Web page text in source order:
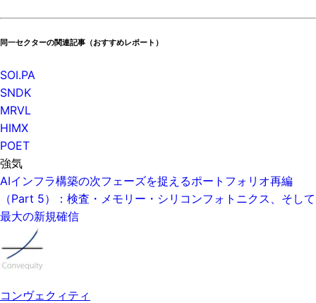
同一セクターの関連記事（おすすめレポート）
SOI.PA
SNDK
MRVL
HIMX
POET
強気
AIインフラ構築の次フェーズを捉えるポートフォリオ再編
（Part 5）：検査・メモリー・シリコンフォトニクス、そして
最大の新規確信
コンヴェクィティ